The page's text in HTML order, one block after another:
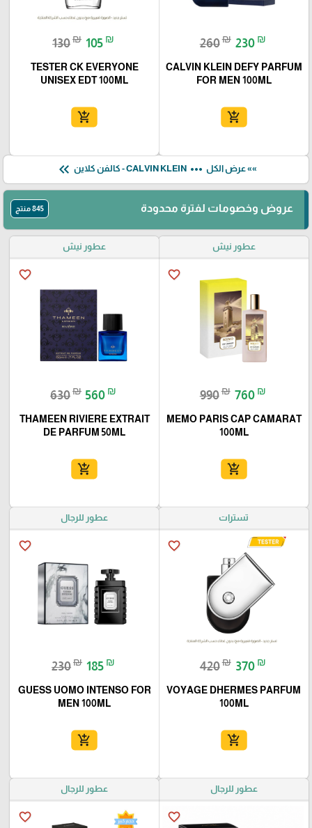
260₪ 230 ₪
CALVIN KLEIN DEFY PARFUM
FOR MEN 100ML
add_shopping_cart
130₪ 105 ₪
TESTER CK EVERYONE
UNISEX EDT 100ML
add_shopping_cart
»» عرض الكل more_horiz CALVIN KLEIN - كالفن كلاين keyboard_double_arrow_left
عروض وخصومات لفترة محدودة 845 منتج
عطور نيش
favorite_border
990₪ 760 ₪
MEMO PARIS CAP CAMARAT
100ML
add_shopping_cart
عطور نيش
favorite_border
630₪ 560 ₪
THAMEEN RIVIERE EXTRAIT
DE PARFUM 50ML
add_shopping_cart
تسترات
favorite_border
420₪ 370 ₪
VOYAGE DHERMES PARFUM
100ML
add_shopping_cart
عطور للرجال
favorite_border
230₪ 185 ₪
GUESS UOMO INTENSO FOR
MEN 100ML
add_shopping_cart
عطور للرجال
favorite_border
عطور للرجال
favorite_border